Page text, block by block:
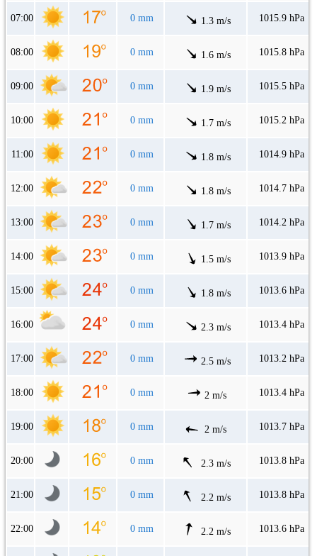
07:00 0 mm 1.3 m/s 1015.9 hPa
08:00 0 mm 1.6 m/s 1015.8 hPa
09:00 0 mm 1.9 m/s 1015.5 hPa
10:00 0 mm 1.7 m/s 1015.2 hPa
11:00 0 mm 1.8 m/s 1014.9 hPa
12:00 0 mm 1.8 m/s 1014.7 hPa
13:00 0 mm 1.7 m/s 1014.2 hPa
14:00 0 mm 1.5 m/s 1013.9 hPa
15:00 0 mm 1.8 m/s 1013.6 hPa
16:00 0 mm 2.3 m/s 1013.4 hPa
17:00 0 mm 2.5 m/s 1013.2 hPa
18:00 0 mm 2 m/s 1013.4 hPa
19:00 0 mm 2 m/s 1013.7 hPa
20:00 0 mm 2.3 m/s 1013.8 hPa
21:00 0 mm 2.2 m/s 1013.8 hPa
22:00 0 mm 2.2 m/s 1013.6 hPa